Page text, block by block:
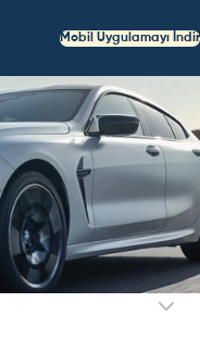
Mobil Uygulamayı İndir